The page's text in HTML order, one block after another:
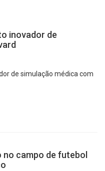
inovador de
de simulação médica com
campo de futebol